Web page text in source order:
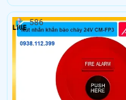
hệ thống báo cháy, đem lại giải
pháp hiệu quả và đáng tin cậy
các công trình, nhà xưởng, tòa
lớn, đảm bảo an toàn cho tất
586